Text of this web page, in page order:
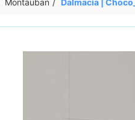
Montauban Dalmacia |